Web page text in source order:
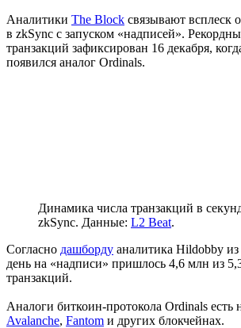
Аналитики The Block связывают всплеск
в zkSync с запуском «надписей».
транзакций зафиксирован 16 декабря,
появился аналог Ordinals.
Динамика числа транзакций в
zkSync. Данные: L2 Beat.
Согласно дашборду аналитика Hildobby
день на «надписи» пришлось 4,6 млн из
транзакций.
Аналоги биткоин-протокола Ordinals есть
Avalanche, Fantom и других блокчейнах.